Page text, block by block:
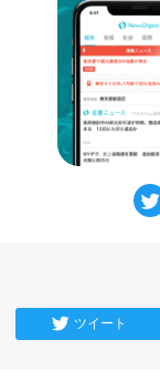
ツイート